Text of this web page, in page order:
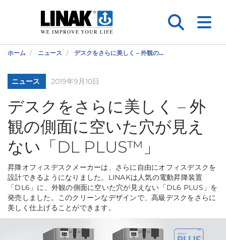
ホーム ニュース デスクをさらに美しく – 外観の...
ニュース 2019年9月10日
デスクをさらに美しく – 外
観の側面に空いた穴が見え
ない「DL PLUS™」
昇降オフィスデスクメーカーは、さらに自由にオフィスデスクを
設計できるようになりました。LINAKは人気の電動昇降装置
「DL6」に、外観の側面に空いた穴が見えない「DL6 PLUS」を
発売しました。このクリーンなデザインで、高級デスクをさらに
美しく仕上げることができます。